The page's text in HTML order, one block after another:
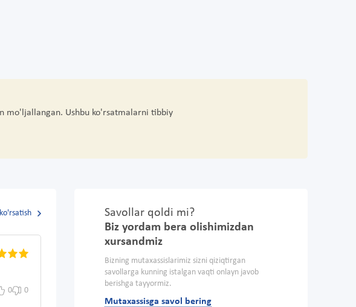
mo'ljallangan. Ushbu ko'rsatmalarni tibbiy
0 0
Savollar qoldi mi?
Biz yordam bera olishimizdan
xursandmiz
Bizning mutaxassislarimiz sizni qiziqtirgan
savollarga kunning istalgan vaqti onlayn javob
berishga tayyormiz.
Mutaxassisga savol bering